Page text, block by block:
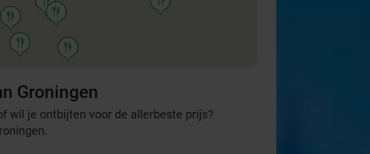
food
food
food
food
Groningen
wil je ontbijten voor de allerbeste prijs?